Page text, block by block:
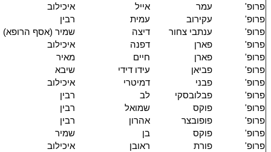
פרופ'
עמר אייל
איכילוב
פרופ'
עקירוב עמית
רבין
פרופ'
ענתבי צחור דיצה
שמיר (אסף הרופא)
פרופ'
פארן דפנה
איכילוב
פרופ'
פארן חיים
מאיר
פרופ'
פביאן עידו דידי
שיבא
פרופ'
פבני דמיטרי
איכילוב
פרופ'
פבלובסקי לב
רבין
פרופ'
פוקס שמואל
רבין
פרופ'
פופובצר אהרון
רבין
פרופ'
פוקס בן
שמיר
פרופ'
פורת ראובן
איכילוב